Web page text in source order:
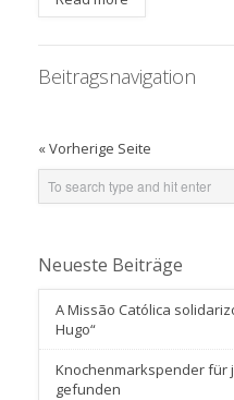
Beitragsnavigation
« Vorherige Seite
Neueste Beiträge
A Missão Católica
Hugo“
Knochenmarkspender für
gefunden